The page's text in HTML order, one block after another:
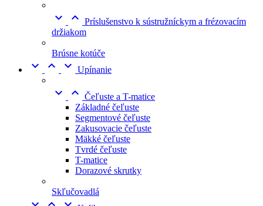
  Príslušenstvo k sústružníckym a frézovacím
držiakom
Brúsne kotúče
   Upínanie
  Čeľuste a T-matice
Základné čeľuste
Segmentové čeľuste
Zakusovacie čeľuste
Mäkké čeľuste
Tvrdé čeľuste
T-matice
Dorazové skrutky
Skľučovadlá